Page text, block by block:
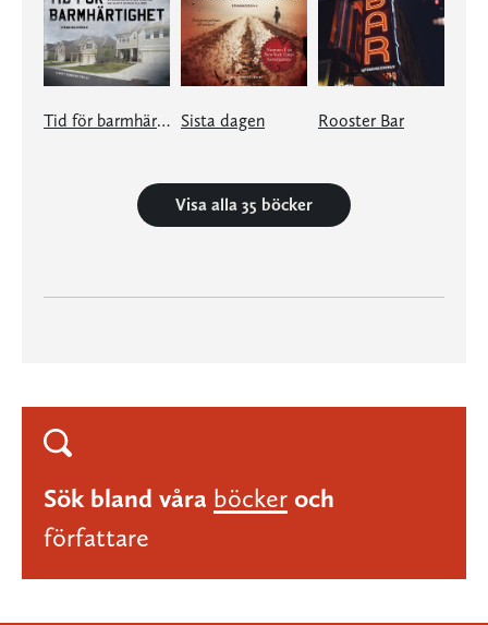
Tid för barmhärtighet Sista dagen Rooster Bar
Visa alla 35 böcker
Sök bland våra böcker och
författare